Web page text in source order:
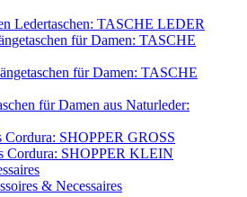
Ledertaschen: TASCHE LEDER
für Damen: TASCHE
für Damen: TASCHE
für Damen aus Naturleder:
Cordura: SHOPPER GROSS
Cordura: SHOPPER KLEIN
& Necessaires